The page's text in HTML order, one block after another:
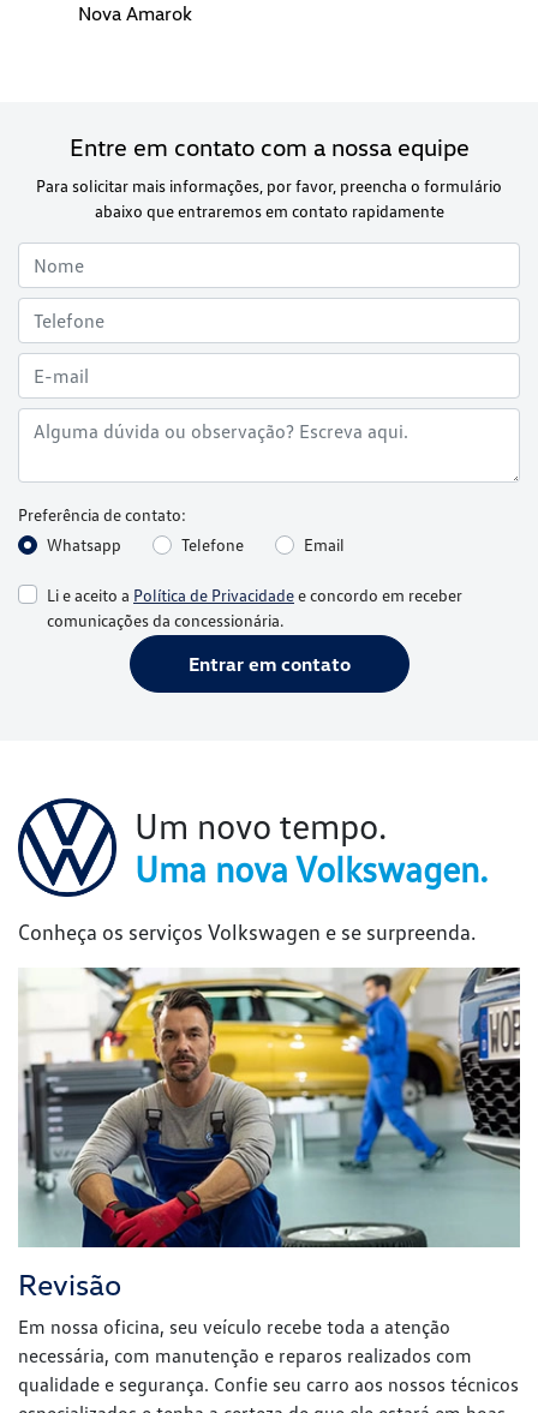
Nova Amarok
Entre em contato com a nossa equipe
Para solicitar mais informações, por favor, preencha o formulário
abaixo que entraremos em contato rapidamente
Preferência de contato:
Whatsapp
Telefone Email
Li e aceito a Política de Privacidadee concordo em receber
comunicações da concessionária.
Entrar em contato
Um novo tempo.
Uma nova Volkswagen.
Conheça os serviços Volkswagen e se surpreenda.
Revisão
Em nossa oficina, seu veículo recebe toda a atenção
necessária, com manutenção e reparos realizados com
qualidade e segurança. Confie seu carro aos nossos técnicos